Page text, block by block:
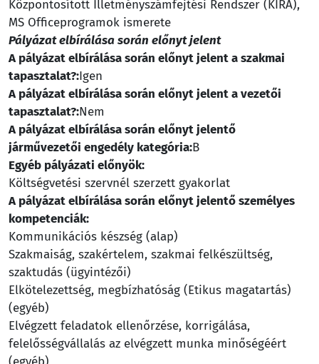
Központosított Illetményszámfejtési Rendszer (KIRA),
MS Officeprogramok ismerete
Pályázat elbírálása során előnyt jelent
A pályázat elbírálása során előnyt jelent a szakmai
tapasztalat?:Igen
A pályázat elbírálása során előnyt jelent a vezetői
tapasztalat?:Nem
A pályázat elbírálása során előnyt jelentő
járművezetői engedély kategória:B
Egyéb pályázati előnyök:
Költségvetési szervnél szerzett gyakorlat
A pályázat elbírálása során előnyt jelentő személyes
kompetenciák:
Kommunikációs készség (alap)
Szakmaiság, szakértelem, szakmai felkészültség,
szaktudás (ügyintézői)
Elkötelezettség, megbízhatóság (Etikus magatartás)
(egyéb)
Elvégzett feladatok ellenőrzése, korrigálása,
felelősségvállalás az elvégzett munka minőségéért